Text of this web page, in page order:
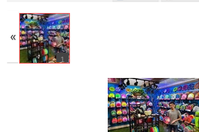
«
1